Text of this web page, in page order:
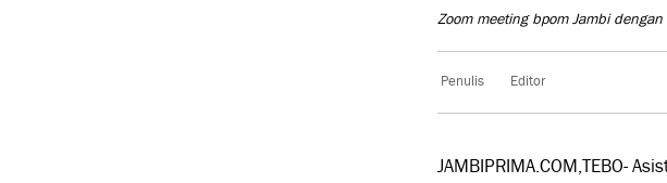
Zoom meeting bpom Jambi
Penulis Editor
JAMBIPRIMA.COM,TEBO-